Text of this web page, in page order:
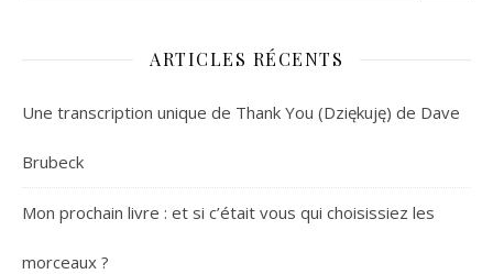
ARTICLES RÉCENTS
Une transcription unique de Thank You (Dziękuję) de Dave
Brubeck
Mon prochain livre : et si c’était vous qui choisissiez les
morceaux ?